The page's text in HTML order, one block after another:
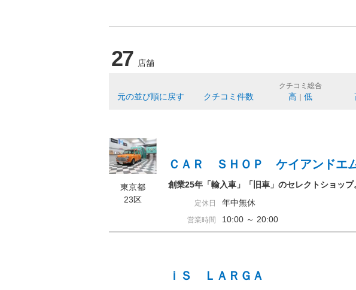
27 店舗
元の並び順に戻す クチコミ件数
クチコミ総合
高 低
東京都
23区
ＣＡＲ ＳＨＯＰ ケイアンドエ
創業25年「輸入車」「旧車」のセレクトショッ
定休日 年中無休
営業時間 10:00 ～ 20:00
ｉＳ ＬＡＲＧＡ